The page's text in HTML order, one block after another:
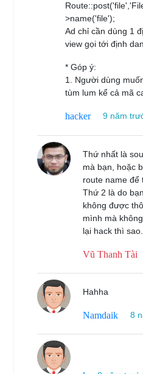
>name('file');
Ad chỉ cần dùng 1
view gọi tới định
* Góp ý:
1. Người dùng
tùm lum kể cả mã
hacker 9 năm
Thứ nhất là
mà bạn, hoặc
route name để
Thứ 2 là do
không được
mình mà
lại hack thì sao.
Vũ Thanh Tài
Hahha
Namdaik 8